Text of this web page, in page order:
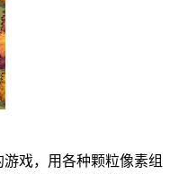
戏，用各种颗粒像素组